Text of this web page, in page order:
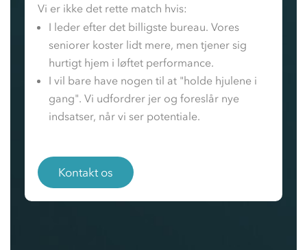
Vi er ikke det rette match hvis:
I leder efter det billigste bureau. Vores
seniorer koster lidt mere, men tjener sig
hurtigt hjem i løftet performance.
I vil bare have nogen til at "holde hjulene i
gang". Vi udfordrer jer og foreslår nye
indsatser, når vi ser potentiale.
Kontakt os